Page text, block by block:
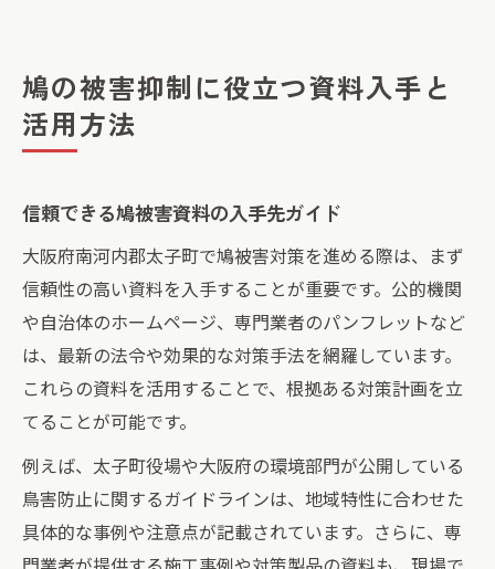
鳩の被害抑制に役立つ資料入手と
活用方法
信頼できる鳩被害資料の入手先ガイド
大阪府南河内郡太子町で鳩被害対策を進める際は、まず
信頼性の高い資料を入手することが重要です。公的機関
や自治体のホームページ、専門業者のパンフレットなど
は、最新の法令や効果的な対策手法を網羅しています。
これらの資料を活用することで、根拠ある対策計画を立
てることが可能です。
例えば、太子町役場や大阪府の環境部門が公開している
鳥害防止に関するガイドラインは、地域特性に合わせた
具体的な事例や注意点が記載されています。さらに、専